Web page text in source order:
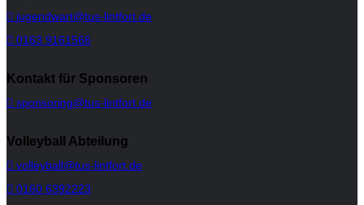
jugendwart@tus-lintfort.de
0163 9161566
Kontakt für Sponsoren
sponsoring@tus-lintfort.de
Volleyball Abteilung
volleyball@tus-lintfort.de
0160 6392223